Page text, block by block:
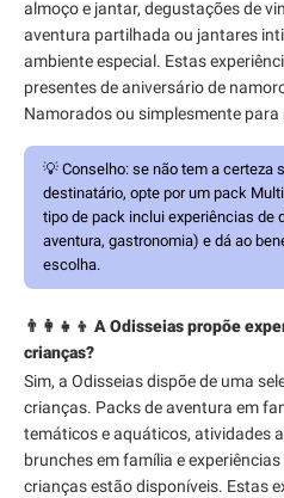
almoço e jantar, degustações de
aventura partilhada ou jantares
ambiente especial. Estas
presentes de aniversário de
Namorados ou simplesmente
💡 Conselho: se não tem a certeza
destinatário, opte por um pack
tipo de pack inclui experiências de
aventura, gastronomia) e dá ao
escolha.
👨‍👩‍👧‍👦 A Odisseias propõe
crianças?
Sim, a Odisseias dispõe de uma
crianças. Packs de aventura em
temáticos e aquáticos, atividades
brunches em família e
crianças estão disponíveis. Estas